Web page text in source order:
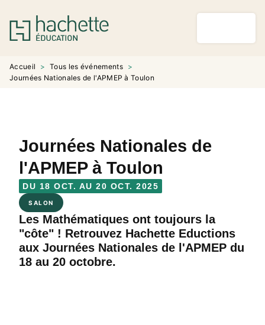
MENU RECHERCHE
PIED DE PAGE
Accueil > Tous les événements
>
Journées Nationales de l'APMEP à Toulon
Journées Nationales de
l'APMEP à Toulon
DU 18 OCT. AU 20 OCT. 2025
SALON
Les Mathématiques ont toujours la
"côte" ! Retrouvez Hachette Eductions
aux Journées Nationales de l'APMEP du
18 au 20 octobre.